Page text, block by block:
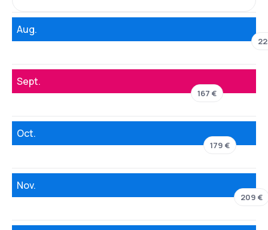
Aug.
Sept.
167 €
Oct.
179 €
Nov.
209 €